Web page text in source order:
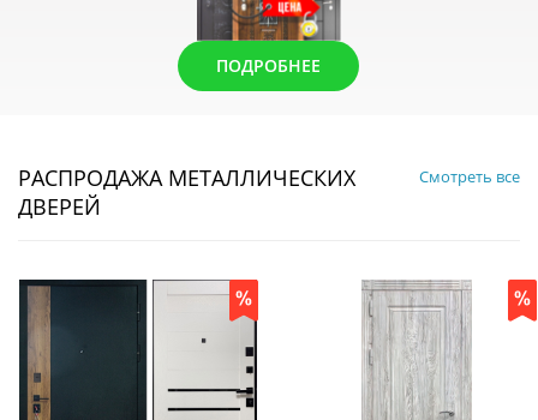
ПОДРОБНЕЕ
РАСПРОДАЖА МЕТАЛЛИЧЕСКИХ
ДВЕРЕЙ
Смотреть все